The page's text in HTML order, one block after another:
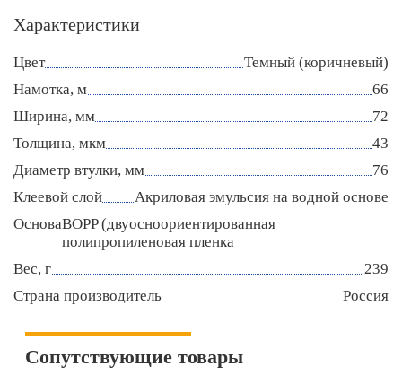
Характеристики
Цвет
Темный (коричневый)
Намотка, м
66
Ширина, мм
72
Толщина, мкм
43
Диаметр втулки, мм
76
Клеевой слой
Акриловая эмульсия на водной основе
ОсноваBOPP (двуосноориентированная
полипропиленовая пленка
Вес, г
239
Страна производитель
Россия
Сопутствующие товары